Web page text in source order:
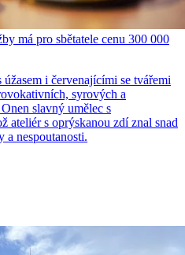
má pro sbětatele cenu 300 000
i červenajícími se tvářemi
syrových a
slavný umělec s
ateliér s oprýskanou zdí znal snad
a nespoutanosti.